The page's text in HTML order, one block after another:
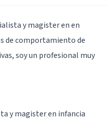
y magister en en
de comportamiento de
soy un profesional muy
y magister en infancia